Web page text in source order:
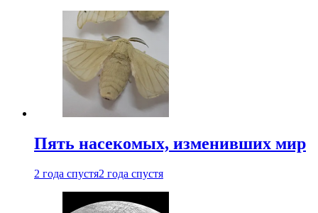
Пять насекомых, изменивших мир
2 года спустя2 года спустя